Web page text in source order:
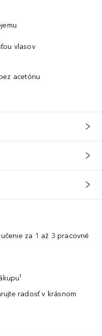
vlasov
acetónu
za 1 až 3 pracovné
radosť v krásnom